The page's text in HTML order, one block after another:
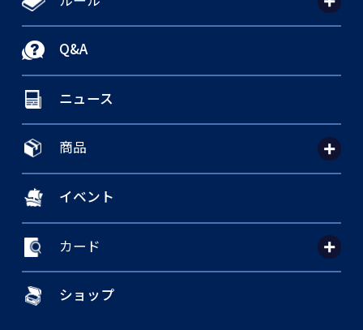
Q&A
ニュース
商品
イベント
カード
ショップ